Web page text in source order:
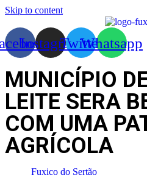
Skip to content
InstagramTwitterWhatsapp
MUNICÍPIO
LEITE SERA
COM UMA
AGRÍCOLA
Fuxico do Sertão